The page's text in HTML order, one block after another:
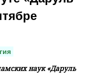
наук «Даруль